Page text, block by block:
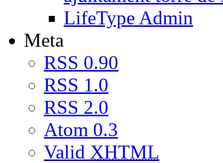
LifeType Admin
Meta
RSS 0.90
RSS 1.0
RSS 2.0
Atom 0.3
Valid XHTML